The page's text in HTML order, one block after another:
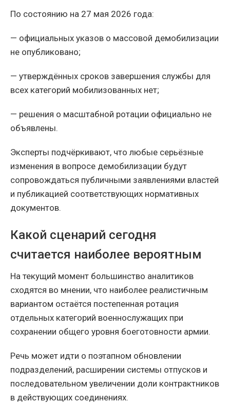
По состоянию на 27 мая 2026 года:
— официальных указов о массовой демобилизации
не опубликовано;
— утверждённых сроков завершения службы для
всех категорий мобилизованных нет;
— решения о масштабной ротации официально не
объявлены.
Эксперты подчёркивают, что любые серьёзные
изменения в вопросе демобилизации будут
сопровождаться публичными заявлениями властей
и публикацией соответствующих нормативных
документов.
Какой сценарий сегодня
считается наиболее вероятным
На текущий момент большинство аналитиков
сходятся во мнении, что наиболее реалистичным
вариантом остаётся постепенная ротация
отдельных категорий военнослужащих при
сохранении общего уровня боеготовности армии.
Речь может идти о поэтапном обновлении
подразделений, расширении системы отпусков и
последовательном увеличении доли контрактников
в действующих соединениях.